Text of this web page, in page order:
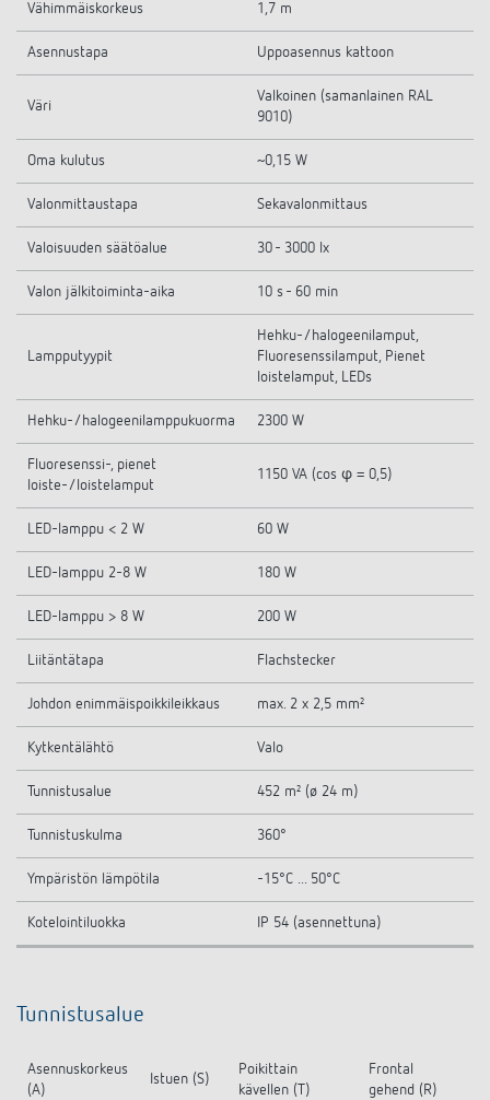
Vähimmäiskorkeus 1,7 m
Asennustapa Uppoasennus kattoon
Väri
Valkoinen (samanlainen RAL
9010)
Oma kulutus ~0,15 W
Valonmittaustapa Sekavalonmittaus
Valoisuuden säätöalue 30 - 3000 lx
Valon jälkitoiminta-aika 10 s - 60 min
Lampputyypit
Hehku-/halogeenilamput,
Fluoresenssilamput, Pienet
loistelamput, LEDs
Hehku-/halogeenilamppukuorma 2300 W
Fluoresenssi-, pienet
loiste-/loistelamput
1150 VA (cos φ = 0,5)
LED-lamppu < 2 W 60 W
LED-lamppu 2-8 W 180 W
LED-lamppu > 8 W 200 W
Liitäntätapa Flachstecker
Johdon enimmäispoikkileikkaus max. 2 x 2,5 mm²
Kytkentälähtö Valo
Tunnistusalue 452 m² (ø 24 m)
Tunnistuskulma 360°
Ympäristön lämpötila -15°C ... 50°C
Kotelointiluokka IP 54 (asennettuna)
Tunnistusalue
Asennuskorkeus
(A)
Istuen (S)
Poikittain
kävellen (T)
Frontal
gehend (R)